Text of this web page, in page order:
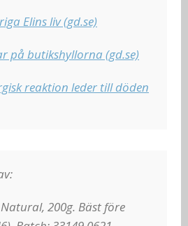
Elins liv (gd.se)
på butikshyllorna (gd.se)
reaktion leder till döden
200g. Bäst före